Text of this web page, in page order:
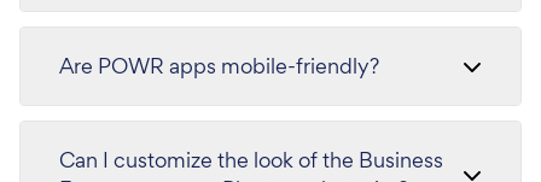
Are POWR apps mobile-friendly?
Can I customize the look of the Business